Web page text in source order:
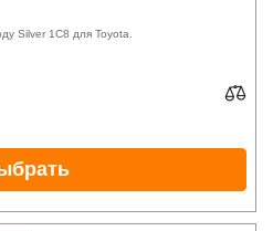
Silver 1C8 для Toyota.